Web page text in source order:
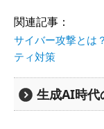
関連記事：
サイバー攻撃とは
ティ対策
生成AI時代